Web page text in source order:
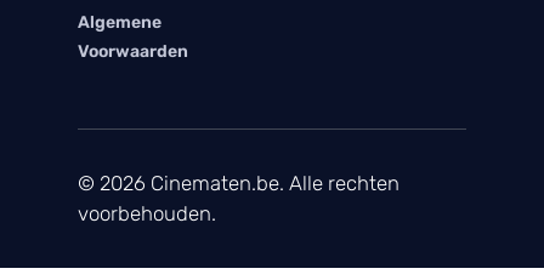
Algemene
Voorwaarden
© 2026 Cinematen.be. Alle rechten
voorbehouden.